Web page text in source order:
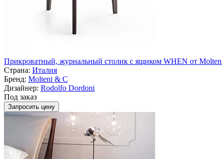
Прикроватный, журнальный столик с ящиком WHEN от
Страна: Италия
Бренд: Molteni & C
Дизайнер: Rodolfo Dordoni
Под заказ
Запросить цену